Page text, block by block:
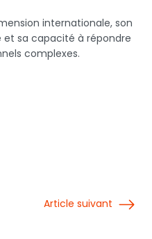
internationale, son
sa capacité à répondre
complexes.
Article suivant